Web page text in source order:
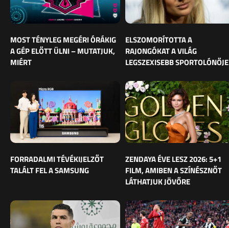
MOST TÉNYLEG MEGÉRI ÓRÁKIG
A GÉP ELŐTT ÜLNI – MUTATJUK,
MIÉRT
ELSZOMORÍTOTTA A
RAJONGÓKAT A VILÁG
LEGSZEXISEBB SPORTOLÓNŐJE
FORRADALMI TÉVÉKIJELZŐT
TALÁLT FEL A SAMSUNG
ZENDAYA ÉVE LESZ 2026: 5+1
FILM, AMIBEN A SZÍNÉSZNŐT
LÁTHATJUK JÖVŐRE